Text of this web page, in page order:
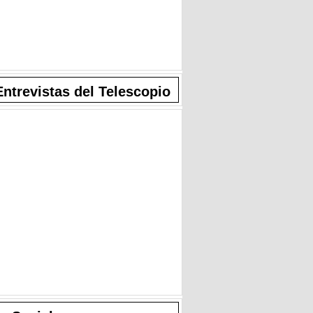
del Telescopio